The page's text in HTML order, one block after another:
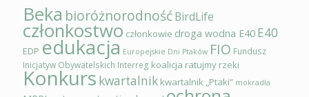
Beka bioróżnorodnośćBirdLife
członkostwo członkowie droga wodna E40 E40
EDP edukacja Europejskie Dni Ptaków FIO Fundusz
Inicjatyw Obywatelskich Interreg koalicja ratujmy rzeki
Konkurs kwartalnik kwartalnik „Ptaki” mokradła